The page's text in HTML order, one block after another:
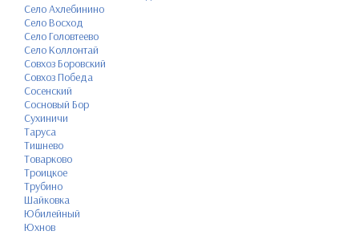
Село Ахлебинино
Село Восход
Село Головтеево
Село Коллонтай
Совхоз Боровский
Совхоз Победа
Сосенский
Сосновый Бор
Сухиничи
Таруса
Тишнево
Товарково
Троицкое
Трубино
Шайковка
Юбилейный
Юхнов